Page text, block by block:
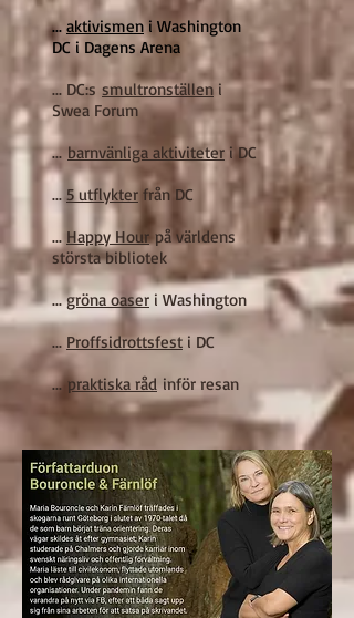
... aktivismen i Washington
DC i Dagens Arena
... DC:s smultronställen i
Swea Forum
... barnvänliga aktiviteter i DC
... 5 utflykter från DC
... Happy Hour på världens
största bibliotek
...gröna oaser i Washington
... Proffsidrottsfest i DC
...praktiska råd inför resan